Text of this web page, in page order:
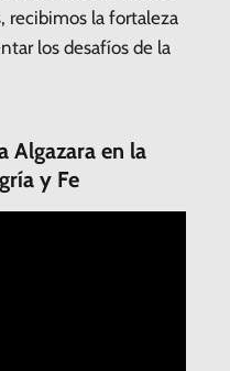
recibimos la fortaleza
los desafíos de la
Algazara en la
y Fe